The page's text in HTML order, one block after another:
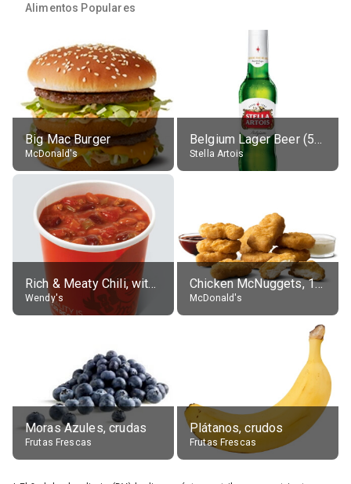
Alimentos Populares
Big Mac Burger
McDonald's
Belgium Lager Beer (5% alc.)
Stella Artois
Rich & Meaty Chili, without toppings, large
Wendy's
Chicken McNuggets, 10 pieces, without sauce
McDonald's
Moras Azules, crudas
Frutas Frescas
Plátanos, crudos
Frutas Frescas